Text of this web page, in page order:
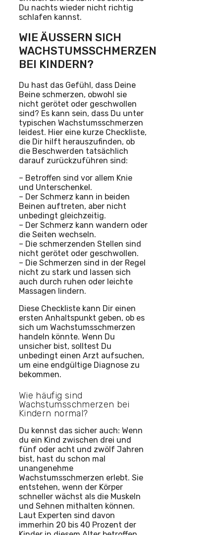
Du nachts wieder nicht richtig
schlafen kannst.
WIE ÄUSSERN SICH W
ACHSTUMSSCHMERZEN B
EI KINDERN?
Du hast das Gefühl, dass Deine
Beine schmerzen, obwohl sie
nicht gerötet oder geschwollen
sind? Es kann sein, dass Du unter
typischen Wachstumsschmerzen
leidest. Hier eine kurze Checkliste,
die Dir hilft herauszufinden, ob
die Beschwerden tatsächlich
darauf zurückzuführen sind:
– Betroffen sind vor allem Knie
und Unterschenkel.
– Der Schmerz kann in beiden
Beinen auftreten, aber nicht
unbedingt gleichzeitig.
– Der Schmerz kann wandern oder
die Seiten wechseln.
– Die schmerzenden Stellen sind
nicht gerötet oder geschwollen.
– Die Schmerzen sind in der Regel
nicht zu stark und lassen sich
auch durch ruhen oder leichte
Massagen lindern.
Diese Checkliste kann Dir einen
ersten Anhaltspunkt geben, ob es
sich um Wachstumsschmerzen
handeln könnte. Wenn Du
unsicher bist, solltest Du
unbedingt einen Arzt aufsuchen,
um eine endgültige Diagnose zu
bekommen.
Wie häufig sind
Wachstumsschmerzen bei
Kindern normal?
Du kennst das sicher auch: Wenn
du ein Kind zwischen drei und
fünf oder acht und zwölf Jahren
bist, hast du schon mal
unangenehme
Wachstumsschmerzen erlebt. Sie
entstehen, wenn der Körper
schneller wächst als die Muskeln
und Sehnen mithalten können.
Laut Experten sind davon
immerhin 20 bis 40 Prozent der